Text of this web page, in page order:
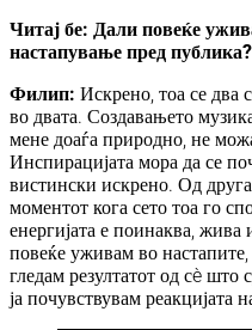
Читај бе: Дали повеќе
настапување пред публика?
Филип: Искрено, тоа се два
во двата. Создавањето
мене доаѓа природно, не
Инспирацијата мора да се
вистински искрено. Од
моментот кога сето тоа го
енергијата е поинаква,
повеќе уживам во
гледам резултатот од сè
ја почувствувам реакцијата